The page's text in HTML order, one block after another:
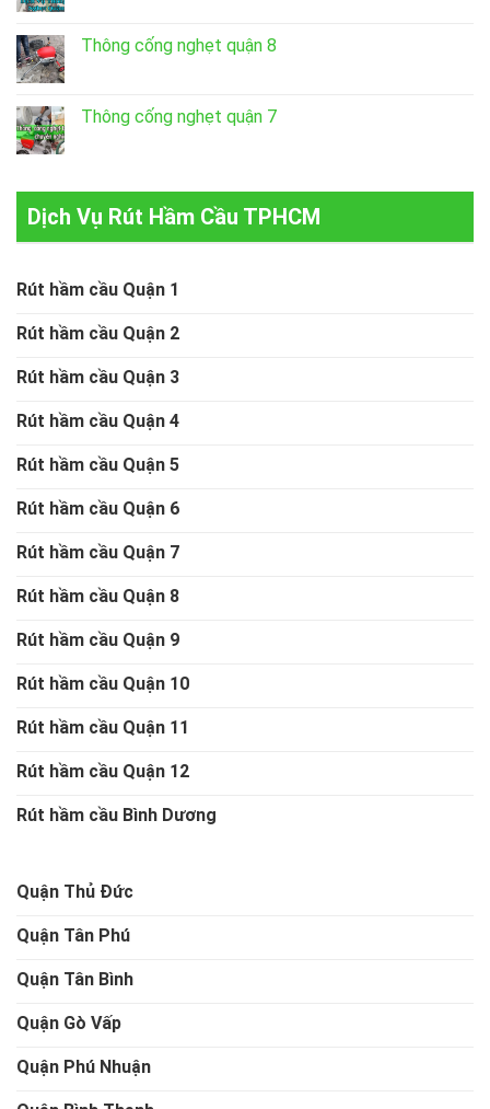
Thông cống nghẹt quận 8
Thông cống nghẹt quận 7
Dịch Vụ Rút Hầm Cầu TPHCM
Rút hầm cầu Quận 1
Rút hầm cầu Quận 2
Rút hầm cầu Quận 3
Rút hầm cầu Quận 4
Rút hầm cầu Quận 5
Rút hầm cầu Quận 6
Rút hầm cầu Quận 7
Rút hầm cầu Quận 8
Rút hầm cầu Quận 9
Rút hầm cầu Quận 10
Rút hầm cầu Quận 11
Rút hầm cầu Quận 12
Rút hầm cầu Bình Dương
Quận Thủ Đức
Quận Tân Phú
Quận Tân Bình
Quận Gò Vấp
Quận Phú Nhuận